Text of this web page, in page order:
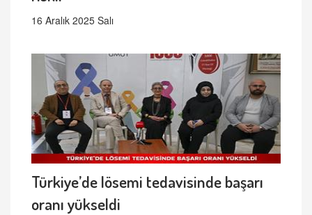
16 Aralık 2025 Salı
Türkiye’de lösemi tedavisinde başarı
oranı yükseldi